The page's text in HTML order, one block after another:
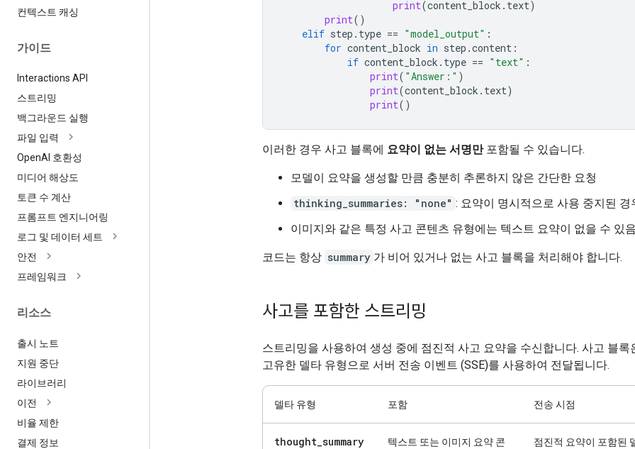
컨텍스트 캐싱
가이드
Interactions API
스트리밍
백그라운드 실행
파일 입력
OpenAI 호환성
미디어 해상도
토큰 수 계산
프롬프트 엔지니어링
로그 및 데이터 세트
안전
프레임워크
리소스
출시 노트
지원 중단
라이브러리
이전
비율 제한
결제 정보
print(content_block . text)
print()
elif step . type == "model_output" :
for content_block in step .content :
if content_block . type == "text" :
print( "Answer:" )
print(content_block . text)
print()
이러한 경우 사고 블록에 요약이 없는 서명만포함될 수 있습니다.
모델이 요약을 생성할 만큼 충분히 추론하지 않은 간단한 요청
thinking_summaries: "none" : 요약이 명시적으로 사용 중지된 경
이미지와 같은 특정 사고 콘텐츠 유형에는 텍스트 요약이 없을 수 있음
코드는 항상 summary 가 비어 있거나 없는 사고 블록을 처리해야 합니다.
사고를 포함한 스트리밍
스트리밍을 사용하여 생성 중에 점진적 사고 요약을 수신합니다. 사고 블록
고유한 델타 유형으로 서버 전송 이벤트 (SSE)를 사용하여 전달됩니다.
델타 유형 포함 전송 시점
thought_summary
텍스트 또는 이미지 요약 콘
점진적 요약이 포함된